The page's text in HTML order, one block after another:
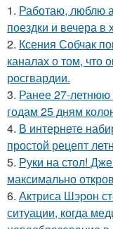
1. Работаю, люблю
поездки и вечера
2. Ксения Собчак
каналах о том, что
росгвардии.
3. Ранее 27-летнюю
годам 25 дням
4. В интернете
простой рецепт
5. Руки на стол!
максимально
6. Актриса Шэрон
ситуации, когда